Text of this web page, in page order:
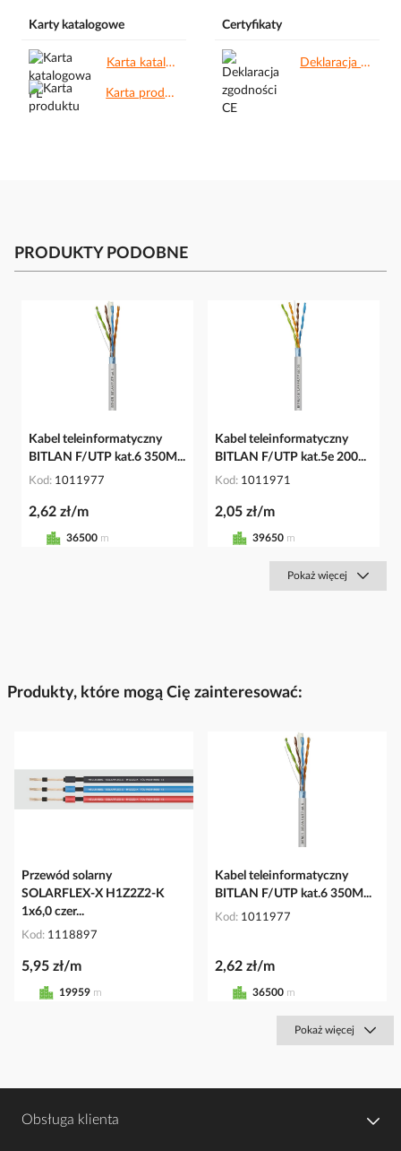
Karty katalogowe
Karta katalogowa PL.pdf
Karta produktu.pdf
Certyfikaty
Deklaracja zgodności CE.pdf
PRODUKTY PODOBNE
Kabel teleinformatyczny
BITLAN F/UTP kat.6 350M...
Kod 1011977
2,62 zł/m
36500 m
Kabel teleinformatyczny
BITLAN F/UTP kat.5e 200...
Kod 1011971
2,05 zł/m
39650 m
Pokaż więcej
Produkty, które mogą Cię zainteresować:
Przewód solarny
SOLARFLEX-X H1Z2Z2-K
1x6,0 czer...
Kod 1118897
5,95 zł/m
19959 m
Kabel teleinformatyczny
BITLAN F/UTP kat.6 350M...
Kod 1011977
2,62 zł/m
36500 m
Pokaż więcej
Obsługa klienta